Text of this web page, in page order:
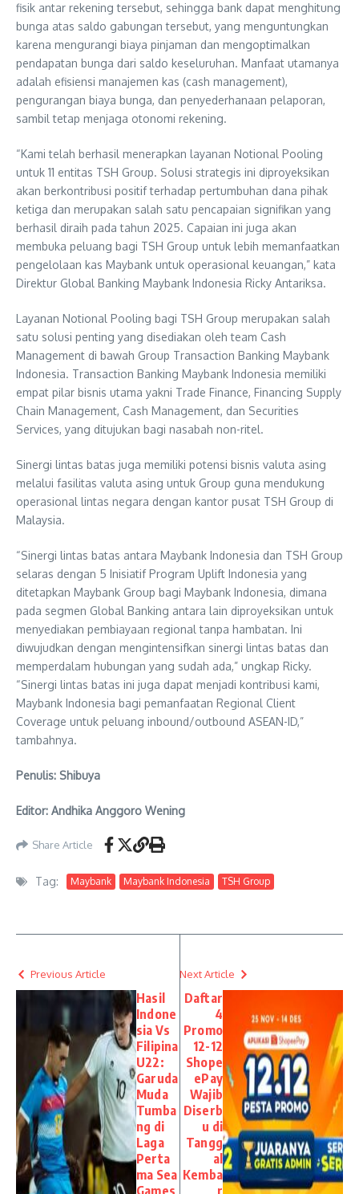
fisik antar rekening tersebut, sehingga bank dapat menghitung
bunga atas saldo gabungan tersebut, yang menguntungkan
karena mengurangi biaya pinjaman dan mengoptimalkan
pendapatan bunga dari saldo keseluruhan. Manfaat utamanya
adalah efisiensi manajemen kas (cash management),
pengurangan biaya bunga, dan penyederhanaan pelaporan,
sambil tetap menjaga otonomi rekening.
“Kami telah berhasil menerapkan layanan Notional Pooling
untuk 11 entitas TSH Group. Solusi strategis ini diproyeksikan
akan berkontribusi positif terhadap pertumbuhan dana pihak
ketiga dan merupakan salah satu pencapaian signifikan yang
berhasil diraih pada tahun 2025. Capaian ini juga akan
membuka peluang bagi TSH Group untuk lebih memanfaatkan
pengelolaan kas Maybank untuk operasional keuangan,” kata
Direktur Global Banking Maybank Indonesia Ricky Antariksa.
Layanan Notional Pooling bagi TSH Group merupakan salah
satu solusi penting yang disediakan oleh team Cash
Management di bawah Group Transaction Banking Maybank
Indonesia. Transaction Banking Maybank Indonesia memiliki
empat pilar bisnis utama yakni Trade Finance, Financing Supply
Chain Management, Cash Management, dan Securities
Services, yang ditujukan bagi nasabah non-ritel.
Sinergi lintas batas juga memiliki potensi bisnis valuta asing
melalui fasilitas valuta asing untuk Group guna mendukung
operasional lintas negara dengan kantor pusat TSH Group di
Malaysia.
“Sinergi lintas batas antara Maybank Indonesia dan TSH Group
selaras dengan 5 Inisiatif Program Uplift Indonesia yang
ditetapkan Maybank Group bagi Maybank Indonesia, dimana
pada segmen Global Banking antara lain diproyeksikan untuk
menyediakan pembiayaan regional tanpa hambatan. Ini
diwujudkan dengan mengintensifkan sinergi lintas batas dan
memperdalam hubungan yang sudah ada,” ungkap Ricky.
“Sinergi lintas batas ini juga dapat menjadi kontribusi kami,
Maybank Indonesia bagi pemanfaatan Regional Client
Coverage untuk peluang inbound/outbound ASEAN-ID,”
tambahnya.
Penulis: Shibuya
Editor: Andhika Anggoro Wening
Share Article
Tag: Maybank Maybank Indonesia TSH Group
Previous Article
Hasil
Indone
sia Vs
Filipina
U22:
Garuda
Muda
Tumba
ng di
Laga
Perta
ma Sea
Games
Next Article
Daftar
4
Promo
12-12
Shope
ePay
Wajib
Diserb
u di
Tangg
al
Kemba
r